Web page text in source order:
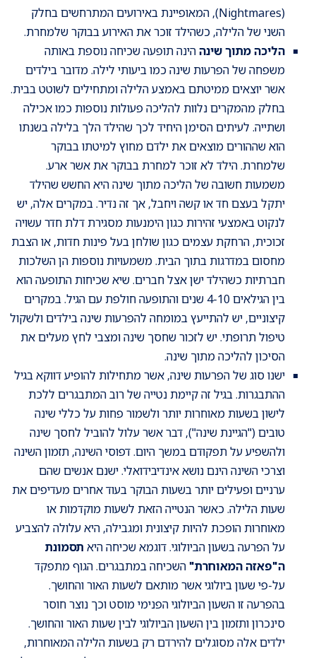
(Nightmares), המאופיינת באירועים המתרחשים בחלק
השני של הלילה, כשהילד זוכר את האירוע בבוקר שלמחרת.
הליכה מתוך שינההינה תופעה שכיחה נוספת באותה
משפחה של הפרעות שינה כמו ביעותי לילה. מדובר בילדים
אשר יוצאים ממיטתם באמצע הלילה ומתחילים לשוטט בבית.
בחלק מהמקרים נלוות להליכה פעולות נוספות כמו אכילה
ושתייה. לעיתים הסימן היחיד לכך שהילד הלך בלילה בשנתו
הוא שההורים מוצאים את ילדם מחוץ למיטתו בבוקר
שלמחרת. הילד לא זוכר למחרת בבוקר את אשר ארע.
משמעות חשובה של הליכה מתוך שינה היא החשש שהילד
יתקל בעצם חד או קשה ויחבל, אך זה נדיר. במקרים אלה, יש
לנקוט באמצעי זהירות כגון הימנעות מסגירת דלת חדר עשויה
זכוכית, הרחקת עצמים כגון שולחן בעל פינות חדות, או הצבת
מחסום במדרגות בתוך הבית. משמעויות נוספות הן השלכות
חברתיות כשהילד ישן אצל חברים. שיא שכיחות התופעה הוא
בין הגילאים 4-10 שנים והתופעה חולפת עם הגיל. במקרים
קיצוניים, יש להתייעץ במומחה להפרעות שינה בילדים ולשקול
טיפול תרופתי. יש לזכור שחסך שינה ומצבי לחץ מעלים את
הסיכון להליכה מתוך שינה.
ישנו סוג של הפרעות שינה, אשר מתחילות להופיע דווקא בגיל
ההתבגרות. בגיל זה קיימת נטייה של רוב המתבגרים ללכת
לישון בשעות מאוחרות יותר ולשמור פחות על כללי שינה
טובים ("הגיינת שינה"), דבר אשר עלול להוביל לחסך שינה
ולהשפיע על תפקודם במשך היום. דפוסי השינה, תזמון השינה
וצרכי השינה הינם נושא אינדיבידואלי. ישנם אנשים שהם
ערניים ופעילים יותר בשעות הבוקר בעוד אחרים מעדיפים את
שעות הלילה. כאשר הנטייה הזאת לשעות מוקדמות או
מאוחרות הופכת להיות קיצונית ומגבילה, היא עלולה להצביע
על הפרעה בשעון הביולוגי. דוגמא שכיחה היא תסמונת
ה"פאזה המאוחרת" השכיחה במתבגרים. הגוף מתפקד
על-פי שעון ביולוגי אשר מותאם לשעות האור והחושך.
בהפרעה זו השעון הביולוגי הפנימי מוסט וכך נוצר חוסר
סינכרון ותזמון בין השעון הביולוגי לבין שעות האור והחושך.
ילדים אלה מסוגלים להירדם רק בשעות הלילה המאוחרות,